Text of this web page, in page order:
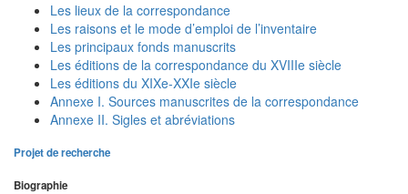
Les lieux de la correspondance
Les raisons et le mode d’emploi de l’inventaire
Les principaux fonds manuscrits
Les éditions de la correspondance du XVIIIe siècle
Les éditions du XIXe-XXIe siècle
Annexe I. Sources manuscrites de la correspondance
Annexe II. Sigles et abréviations
Projet de recherche
Biographie